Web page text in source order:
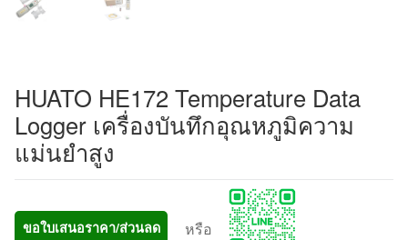
HUATO HE172 Temperature Data
Logger เครื่องบันทึกอุณหภูมิความ
แม่นยำสูง
ขอใบเสนอราคา/ส่วนลด หรือ